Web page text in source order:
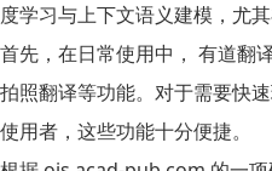
度学习与上下文语义建模，尤
首先，在日常使用中， 有道翻
拍照翻译等功能。对于需要快
使用者，这些功能十分便捷。